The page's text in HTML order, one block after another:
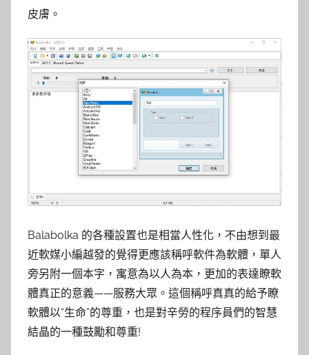
皮膚。
Balabolka 的各種設置也是相當人性化，不由想到最
近軟媒小編越發的覺得更應該稱呼軟件為軟體，單人
旁另附一個本字，寓意為以人為本，更加的表達瞭軟
體真正的意義——服務大眾。這個稱呼真真的給予瞭
軟體以“生命”的尊重，也是對辛勞的程序員們的智慧
結晶的一種鼓勵和尊重!